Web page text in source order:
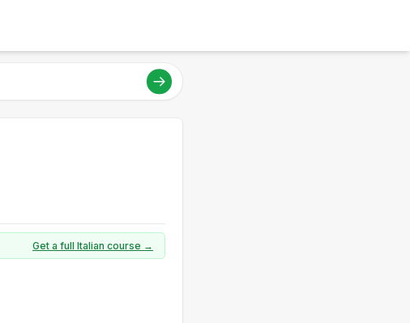
Get a full Italian course →